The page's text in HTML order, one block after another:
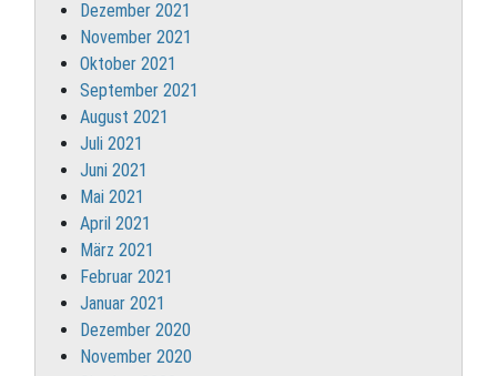
Dezember 2021
November 2021
Oktober 2021
September 2021
August 2021
Juli 2021
Juni 2021
Mai 2021
April 2021
März 2021
Februar 2021
Januar 2021
Dezember 2020
November 2020